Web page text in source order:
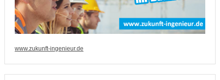
www.zukunft-ingenieur.de